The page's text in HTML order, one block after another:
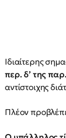
Ιδιαίτερης
περ. δ’ της
αντίστοιχης
Πλέον